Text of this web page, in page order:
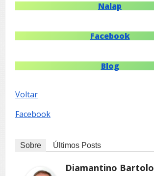
Nalap
Facebook
Blog
Voltar
Facebook
Sobre Últimos Posts
Diamantino Bartolo